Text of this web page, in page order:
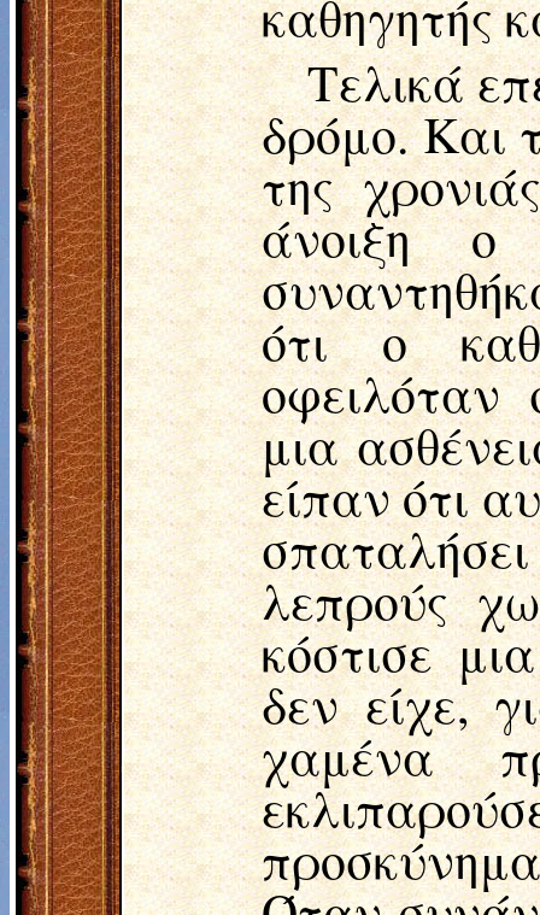
καθηγητής
Τελικά
δρόμο. Και
της
άνοιξη
ότι ο
οφειλόταν
μια
είπαν ότι
λεπρούς
κόστισε
δεν είχε,
χαμένα